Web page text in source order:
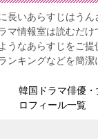
長いあらすじはう
マ情報室は読むだ
うなあらすじをご
ンキングなどを簡潔
韓国ドラマ俳優
ロフィール一覧